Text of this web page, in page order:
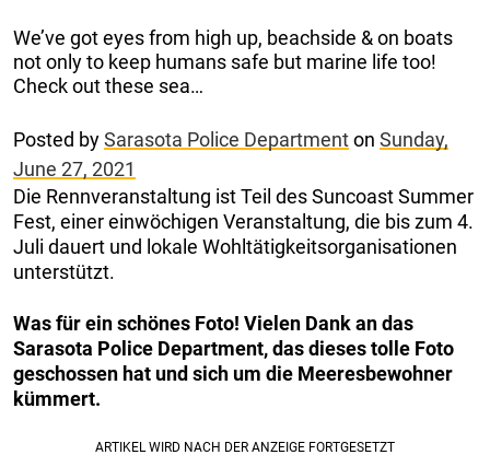
We’ve got eyes from high up, beachside & on boats
not only to keep humans safe but marine life too!
Check out these sea…
Posted bySarasota Police Departmenton Sunday,
June 27, 2021
Die Rennveranstaltung ist Teil des Suncoast Summer
Fest, einer einwöchigen Veranstaltung, die bis zum 4.
Juli dauert und lokale Wohltätigkeitsorganisationen
unterstützt.
Was für ein schönes Foto! Vielen Dank an das
Sarasota Police Department, das dieses tolle Foto
geschossen hat und sich um die Meeresbewohner
kümmert.